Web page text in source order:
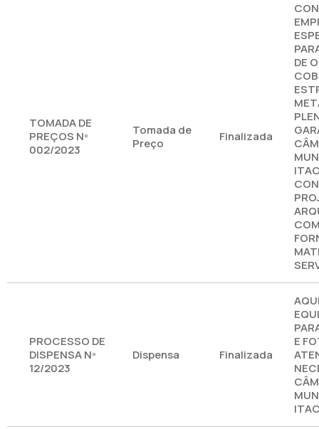
TOMADA DE
PREÇOS Nº
002/2023
Tomada de
Preço
Finalizada
DE
PROCESSO DE
DISPENSA Nº
12/2023
Dispensa Finalizada
E